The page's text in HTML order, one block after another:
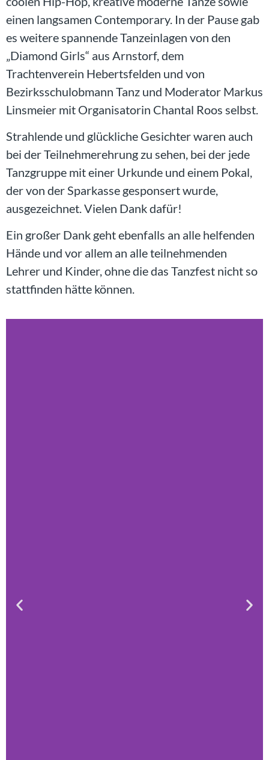
einen langsamen Contemporary. In der Pause gab
es weitere spannende Tanzeinlagen von den
„Diamond Girls“ aus Arnstorf, dem
Trachtenverein Hebertsfelden und von
Bezirksschulobmann Tanz und Moderator Markus
Linsmeier mit Organisatorin Chantal Roos selbst.
Strahlende und glückliche Gesichter waren auch
bei der Teilnehmerehrung zu sehen, bei der jede
Tanzgruppe mit einer Urkunde und einem Pokal,
der von der Sparkasse gesponsert wurde,
ausgezeichnet. Vielen Dank dafür!
Ein großer Dank geht ebenfalls an alle helfenden
Hände und vor allem an alle teilnehmenden
Lehrer und Kinder, ohne die das Tanzfest nicht so
stattfinden hätte können.